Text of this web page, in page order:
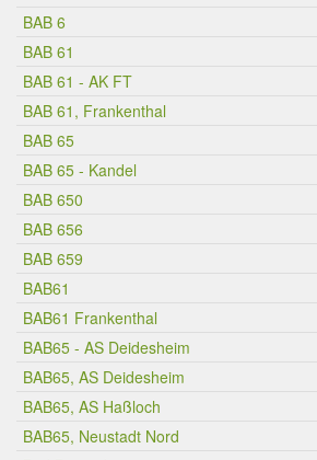
BAB 6
BAB 61
BAB 61 - AK FT
BAB 61, Frankenthal
BAB 65
BAB 65 - Kandel
BAB 650
BAB 656
BAB 659
BAB61
BAB61 Frankenthal
BAB65 - AS Deidesheim
BAB65, AS Deidesheim
BAB65, AS Haßloch
BAB65, Neustadt Nord